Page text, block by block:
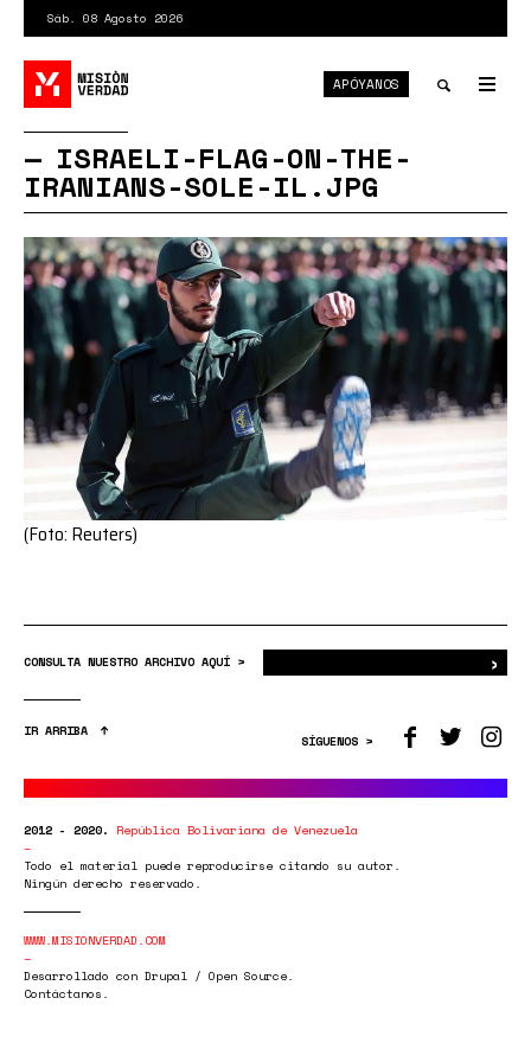
contenido
principal
Sáb. 08 Agosto 2026
APÓYANOS
ISRAELI-FLAG-ON-THE-
IRANIANS-SOLE-IL.JPG
(Foto: Reuters)
CONSULTA NUESTRO ARCHIVO AQUÍ > ›
IR ARRIBA
SÍGUENOS >
2012 - 2020. República Bolivariana de Venezuela
Todo el material puede reproducirse citando su autor.
Ningún derecho reservado.
WWW.MISIONVERDAD.COM
Desarrollado con Drupal / Open Source.
Contáctanos.